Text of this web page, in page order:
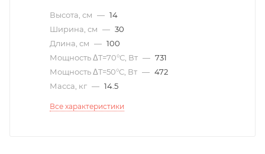
Высота, см — 14
Ширина, см — 30
Длина, см — 100
Мощность ΔT=70°С, Вт — 731
Мощность ΔT=50°С, Вт — 472
Масса, кг — 14.5
Все характеристики